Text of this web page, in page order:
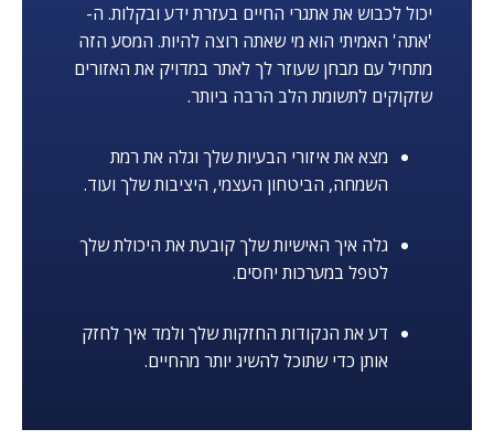
יכול לכבוש את אתגרי החיים בעזרת ידע ובקלות. ה-
'אתה' האמיתי הוא מי שאתה רוצה להיות. המסע הזה
מתחיל עם מבחן שעוזר לך לאתר במדויק את האזורים
שזקוקים לתשומת הלב הרבה ביותר.
מצא את איזורי הבעיות שלך וגלה את רמת
השמחה, הביטחון העצמי, היציבות שלך ועוד.
גלה איך האישיות שלך קובעת את היכולת שלך
לטפל במערכות יחסים.
דע את הנקודות החזקות שלך ולמד איך לחזק
אותן כדי שתוכל להשיג יותר מהחיים.